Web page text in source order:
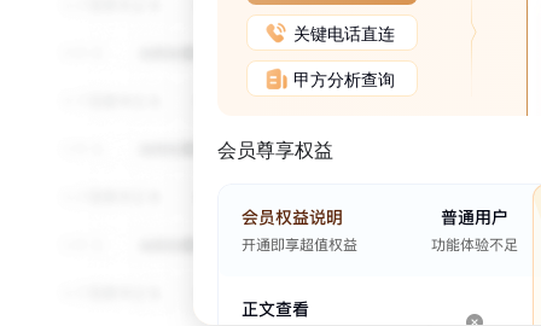
关键电话直连
甲方分析查询
会员尊享权益